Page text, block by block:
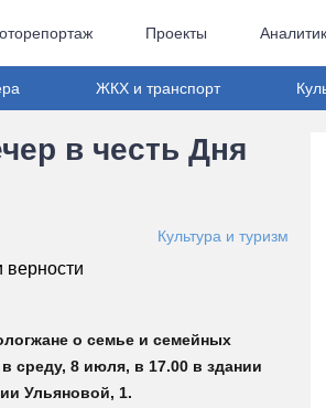
Проекты
ЖКХ и транспорт
в честь Дня
Культура и туризм
о семье и семейных
среду, 8 июля, в 17.00 в здании
Ульяновой, 1.